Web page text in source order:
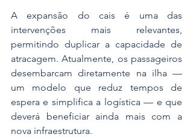
A expansão do cais é uma das
intervenções mais relevantes,
permitindo duplicar a capacidade de
atracagem. Atualmente, os passageiros
desembarcam diretamente na ilha —
um modelo que reduz tempos de
espera e simplifica a logística — e que
deverá beneficiar ainda mais com a
nova infraestrutura.